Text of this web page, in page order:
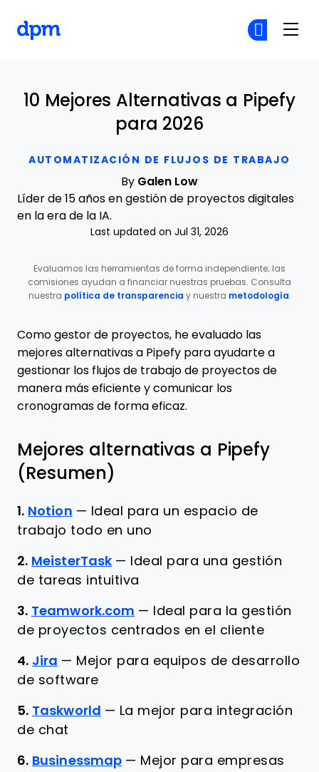
AUTOMATIZACIÓN DE FLUJOS DE TRABAJO
10 Mejores Alternativas a Pipefy
para 2026
By Galen Low
Líder de 15 años en gestión de proyectos digitales
en la era de la IA.
Last updated on Jul 31, 2026
Evaluamos las herramientas de forma independiente; las
comisiones ayudan a financiar nuestras pruebas. Consulta
nuestra política de transparencia y nuestra metodología.
Como gestor de proyectos, he evaluado las
mejores alternativas a Pipefy para ayudarte a
gestionar los flujos de trabajo de proyectos de
manera más eficiente y comunicar los
cronogramas de forma eficaz.
Mejores alternativas a Pipefy
(Resumen)
1. Notion — Ideal para un espacio de
trabajo todo en uno
2. MeisterTask —
Ideal para una gestión
de tareas intuitiva
3. Teamwork.com —
Ideal para la gestión
de proyectos centrados en el cliente
4. Jira — Mejor para equipos de desarrollo
de software
5. Taskworld — La mejor para integración
de chat
6. Businessmap — Mejor para empresas